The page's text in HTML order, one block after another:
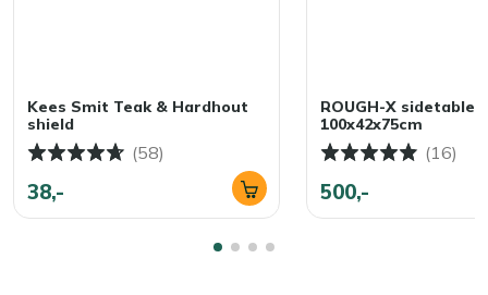
Kees Smit Teak & Hardhout
shield
(58)
38,-
ROUGH-X sidetable
100x42x75cm
(16)
500,-